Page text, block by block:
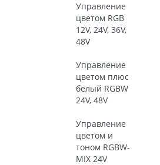
Управление
цветом RGB
12V, 24V, 36V,
48V
Управление
цветом плюс
белый RGBW
24V, 48V
Управление
цветом и
тоном RGBW-
MIX 24V